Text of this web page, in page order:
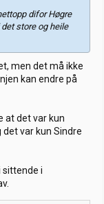
difor Høgre
store og heile
men det må ikke
kan endre på
at det var kun
det var kun Sindre
sittende i